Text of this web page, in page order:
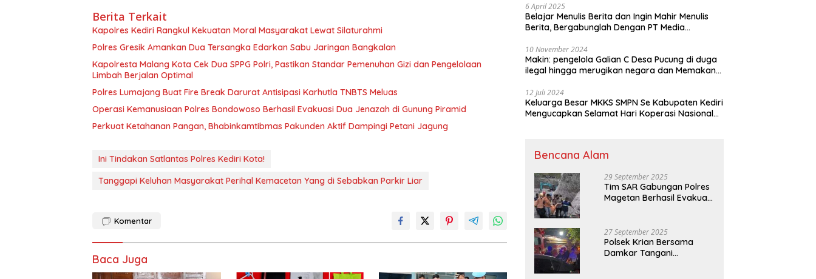
Berita Terkait
Kapolres Kediri Rangkul Kekuatan Moral Masyarakat Lewat Silaturahmi
Polres Gresik Amankan Dua Tersangka Edarkan Sabu Jaringan Bangkalan
Kapolresta Malang Kota Cek Dua SPPG Polri, Pastikan Standar Pemenuhan Gizi dan Pengelolaan
Limbah Berjalan Optimal
Polres Lumajang Buat Fire Break Darurat Antisipasi Karhutla TNBTS Meluas
Operasi Kemanusiaan Polres Bondowoso Berhasil Evakuasi Dua Jenazah di Gunung Piramid
Perkuat Ketahanan Pangan, Bhabinkamtibmas Pakunden Aktif Dampingi Petani Jagung
Ini Tindakan Satlantas Polres Kediri Kota!
Tanggapi Keluhan Masyarakat Perihal Kemacetan Yang di Sebabkan Parkir Liar
Komentar
Baca Juga
6 April 2025
Belajar Menulis Berita dan Ingin Mahir Menulis
Berita, Bergabunglah Dengan PT Media
10 November 2024
Makin: pengelola Galian C Desa Pucung di duga
ilegal hingga merugikan negara dan Memakan
12 Juli 2024
Keluarga Besar MKKS SMPN Se Kabupaten Kediri
Mengucapkan Selamat Hari Koperasi Nasional
Bencana Alam
29 September 2025
Tim SAR Gabungan Polres
Magetan Berhasil Evakuasi
27 September 2025
Polsek Krian Bersama
Damkar Tangani